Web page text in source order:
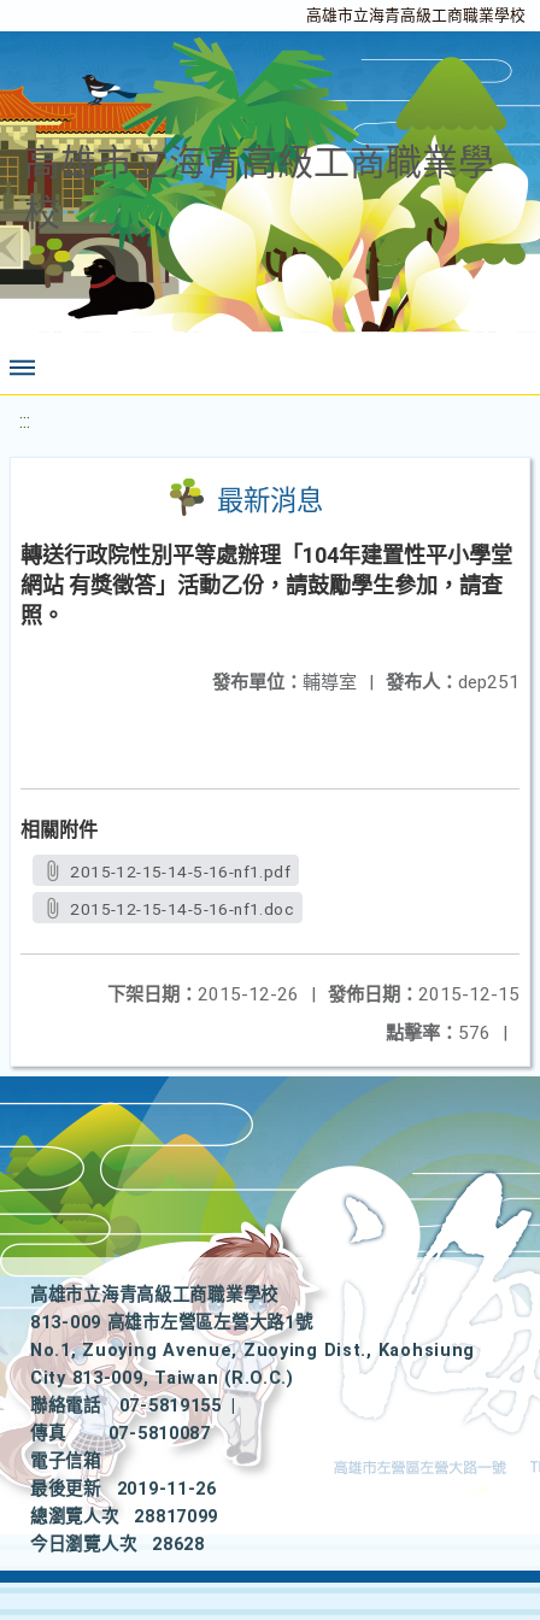
高雄市立海青高級工商職業學校
高雄市立海青高級工商職業學
校
:::
最新消息
轉送行政院性別平等處辦理「104年建置性平小學堂
網站 有獎徵答」活動乙份，請鼓勵學生參加，請查
照。
發布人： dep251
發布單位： 輔導室 |
相關附件
2015-12-15-14-5-16-nf1.pdf
2015-12-15-14-5-16-nf1.doc
發佈日期： 2015-12-15
下架日期： 2015-12-26
|
點擊率： 576 |
高雄市立海青高級工商職業學校
813-009 高雄市左營區左營大路1號
No.1, Zuoying Avenue, Zuoying Dist., Kaohsiung
City 813-009, Taiwan (R.O.C.)
聯絡電話
07-5819155
|
傳真
07-5810087
電子信箱
最後更新
2019-11-26
總瀏覽人次
28817099
今日瀏覽人次
28628